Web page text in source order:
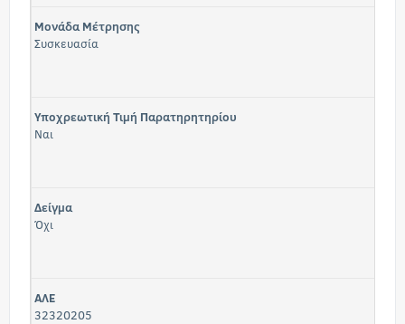
Μονάδα Μέτρησης
Συσκευασία
Υποχρεωτική Τιμή Παρατηρητηρίου
Ναι
Δείγμα
Όχι
ΑΛΕ
32320205